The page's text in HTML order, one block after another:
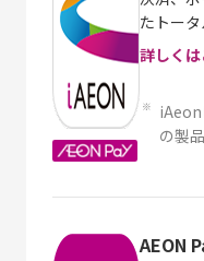
たトータ
詳しくは
※
iAeon
の製
AEON